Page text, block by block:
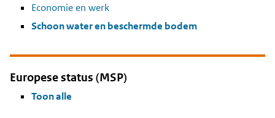
Economie en werk
Schoon water en beschermde bodem
Europese status (MSP)
Toon alle